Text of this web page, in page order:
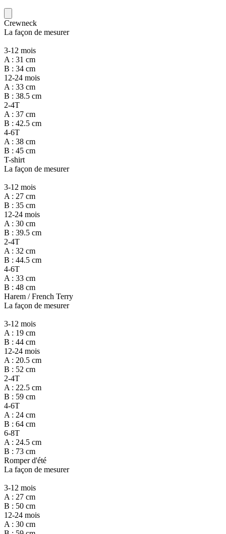
Crewneck
La façon de mesurer
3-12 mois
A : 31 cm
B : 34 cm
12-24 mois
A : 33 cm
B : 38.5 cm
2-4T
A : 37 cm
B : 42.5 cm
4-6T
A : 38 cm
B : 45 cm
T-shirt
La façon de mesurer
3-12 mois
A : 27 cm
B : 35 cm
12-24 mois
A : 30 cm
B : 39.5 cm
2-4T
A : 32 cm
B : 44.5 cm
4-6T
A : 33 cm
B : 48 cm
Harem / French Terry
La façon de mesurer
3-12 mois
A : 19 cm
B : 44 cm
12-24 mois
A : 20.5 cm
B : 52 cm
2-4T
A : 22.5 cm
B : 59 cm
4-6T
A : 24 cm
B : 64 cm
6-8T
A : 24.5 cm
B : 73 cm
Romper d'été
La façon de mesurer
3-12 mois
A : 27 cm
B : 50 cm
12-24 mois
A : 30 cm